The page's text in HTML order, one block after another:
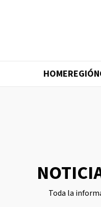
HOMEREGIÓN
Toda la